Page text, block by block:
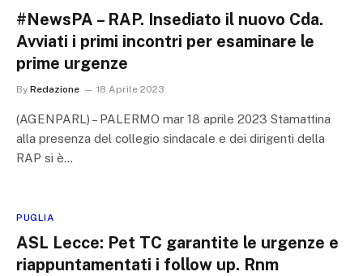
#NewsPA – RAP. Insediato il nuovo Cda.
Avviati i primi incontri per esaminare le
prime urgenze
By Redazione 18 Aprile 2023
(AGENPARL) – PALERMO mar 18 aprile 2023 Stamattina
alla presenza del collegio sindacale e dei dirigenti della
RAP si è…
PUGLIA
ASL Lecce: Pet TC garantite le urgenze e
riappuntamentati i follow up. Rnm